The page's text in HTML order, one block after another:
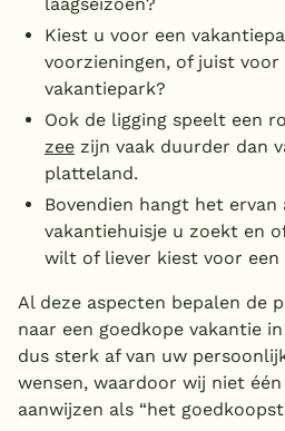
laagseizoen?
Kiest u voor een
voorzieningen, of juist voor
vakantiepark?
Ook de ligging speelt een
zee zijn vaak duurder dan
platteland.
Bovendien hangt het
vakantiehuisje u zoekt en
wilt of liever kiest voor een
Al deze aspecten bepalen de
naar een goedkope vakantie
dus sterk af van uw
wensen, waardoor wij niet
aanwijzen als “het